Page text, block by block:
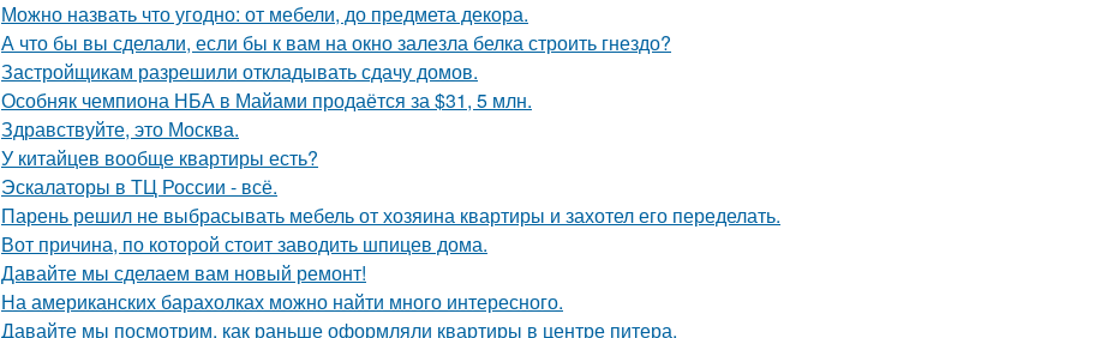
Можно назвать что угодно: от мебели, до предмета декора.
А что бы вы сделали, если бы к вам на окно залезла белка строить гнездо?
Застройщикам разрешили откладывать сдачу домов.
Особняк чемпиона НБА в Майами продаётся за $31, 5 млн.
Здравствуйте, это Москва.
У китайцев вообще квартиры есть?
Эскалаторы в ТЦ России - всё.
Парень решил не выбрасывать мебель от хозяина квартиры и захотел его переделать.
Вот причина, по которой стоит заводить шпицев дома.
Давайте мы сделаем вам новый ремонт!
На американских барахолках можно найти много интересного.
Давайте мы посмотрим, как раньше оформляли квартиры в центре питера.